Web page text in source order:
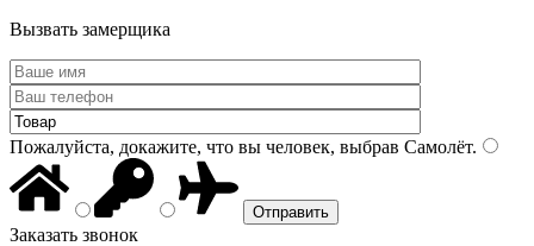
Вызвать замерщика
Пожалуйста, докажите, что вы человек, выбрав Самолёт.
Заказать звонок